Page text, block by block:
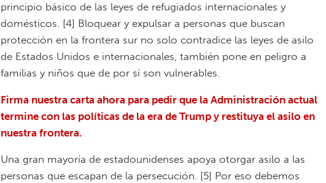
principio básico de las leyes de refugiados internacionales y
domésticos. [4] Bloquear y expulsar a personas que buscan
protección en la frontera sur no solo contradice las leyes de asilo
de Estados Unidos e internacionales, también pone en peligro a
familias y niños que de por sí son vulnerables.
Firma nuestra carta ahora para pedir que la Administración actual
termine con las políticas de la era de Trump y restituya el asilo en
nuestra frontera.
Una gran mayoría de estadounidenses apoya otorgar asilo a las
personas que escapan de la persecución. [5] Por eso debemos